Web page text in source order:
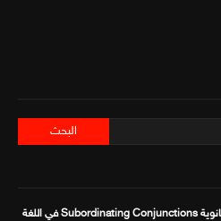
شرح أدوات الربط الثانوية Subordinating Conjunctions في اللغة